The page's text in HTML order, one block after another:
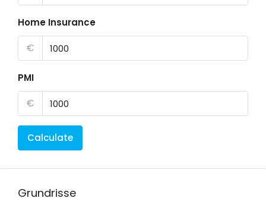
Home Insurance
€
PMI
€
Calculate
Grundrisse